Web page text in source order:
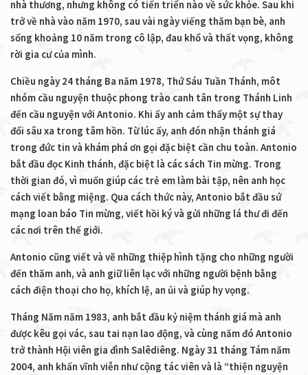
nhà thương, nhưng không có tiến triển nào về sức khỏe. Sau khi
trở về nhà vào năm 1970, sau vài ngày viếng thăm bạn bè, anh
sống khoảng 10 năm trong cô lập, đau khổ và thất vọng, không
rời gia cư của mình.
Chiều ngày 24 tháng Ba năm 1978, Thứ Sáu Tuần Thánh, môt
nhóm cầu nguyện thuộc phong trào canh tân trong Thánh Linh
đến cầu nguyện với Antonio. Khi ấy anh cảm thấy một sự thay
đổi sâu xa trong tâm hồn. Từ lúc ấy, anh đón nhận thánh giá
trong đức tin và khám phá ơn gọi đặc biệt cần chu toàn. Antonio
bắt đầu đọc Kinh thánh, đặc biệt là các sách Tin mừng. Trong
thời gian đó, vì muốn giúp các trẻ em làm bài tập, nên anh học
cách viết bằng miệng. Qua cách thức này, Antonio bắt đầu sứ
mạng loan báo Tin mừng, viết hồi ký và gửi những lá thư đi đến
các nơi trên thế giới.
Antonio cũng viết và vẽ những thiệp hình tặng cho những người
đến thăm anh, và anh giữ liên lạc với những người bệnh bằng
cách điện thoại cho họ, khích lệ, an ủi và giúp hy vọng.
Tháng Năm năm 1983, anh bắt đầu kỷ niệm thánh giá mà anh
được kêu gọi vác, sau tai nạn lao động, và cùng năm đó Antonio
trở thành Hội viên gia đình Salêdiêng. Ngày 31 tháng Tám năm
2004, anh khấn vĩnh viễn như cộng tác viên và là “thiện nguyện